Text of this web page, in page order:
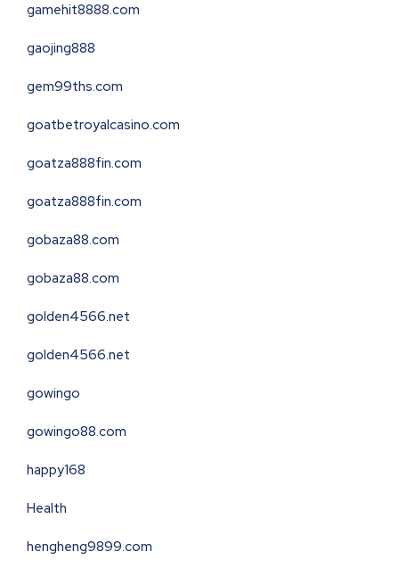
gamehit8888.com
gaojing888
gem99ths.com
goatbetroyalcasino.com
goatza888fin.com
goatza888fin.com
gobaza88.com
gobaza88.com
golden4566.net
golden4566.net
gowingo
gowingo88.com
happy168
Health
hengheng9899.com